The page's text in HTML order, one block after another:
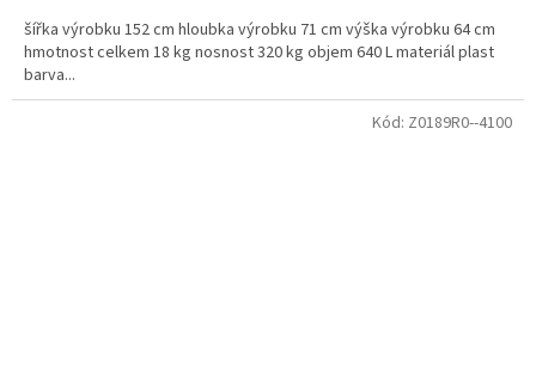
šířka výrobku 152 cm hloubka výrobku 71 cm výška výrobku 64 cm
hmotnost celkem 18 kg nosnost 320 kg objem 640 L materiál plast
barva...
Kód: Z0189R0--4100